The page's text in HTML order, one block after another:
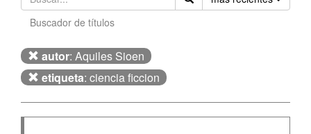
Buscador de títulos
autor: Aquiles Sioen
etiqueta: ciencia ficcion